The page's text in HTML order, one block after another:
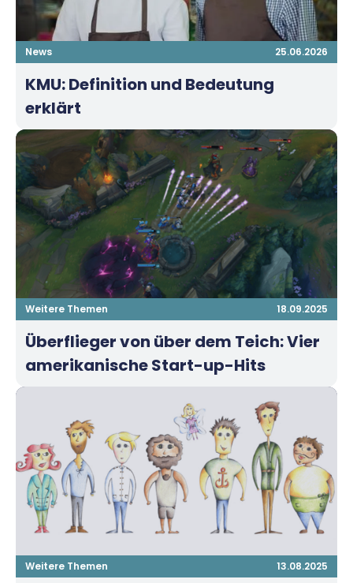
25.06.2026
News
KMU: Definition und Bedeutung
erklärt
18.09.2025
Weitere Themen
Überflieger von über dem Teich: Vier
amerikanische Start-up-Hits
13.08.2025
Weitere Themen